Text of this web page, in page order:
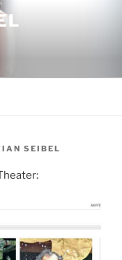
SEIBEL